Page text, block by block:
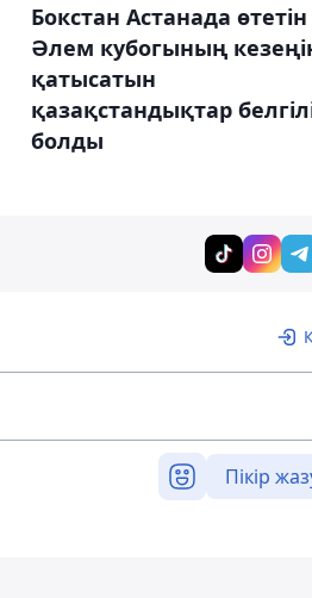
Бокстан Астанада өтетін
Әлем кубогының
қатысатын
қазақстандықтар
болды
Пікір